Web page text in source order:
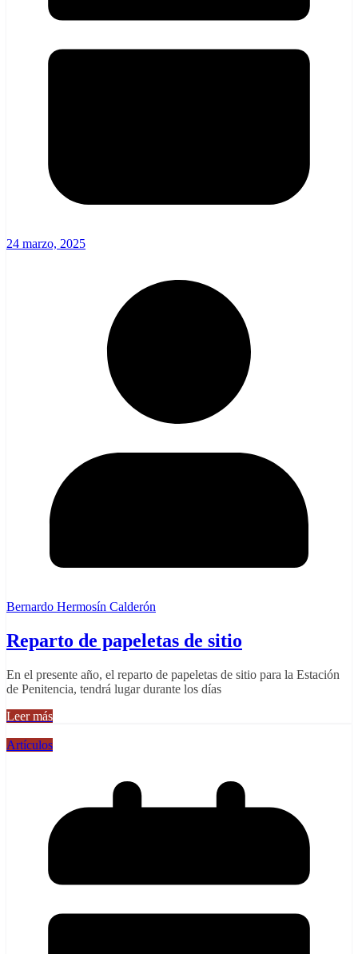
24 marzo, 2025
Bernardo Hermosín Calderón
Reparto de papeletas de sitio
En el presente año, el reparto de papeletas de sitio para la Estación
de Penitencia, tendrá lugar durante los días
Leer más
Artículos